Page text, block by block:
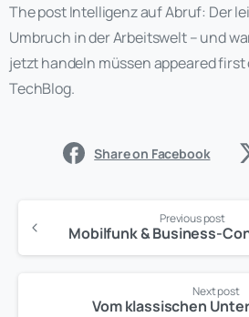
The post Intelligenz auf Abruf: Der
Umbruch in der Arbeitswelt – und
jetzt handeln müssen appeared first
TechBlog.
Share on Facebook
Previous post
Next post